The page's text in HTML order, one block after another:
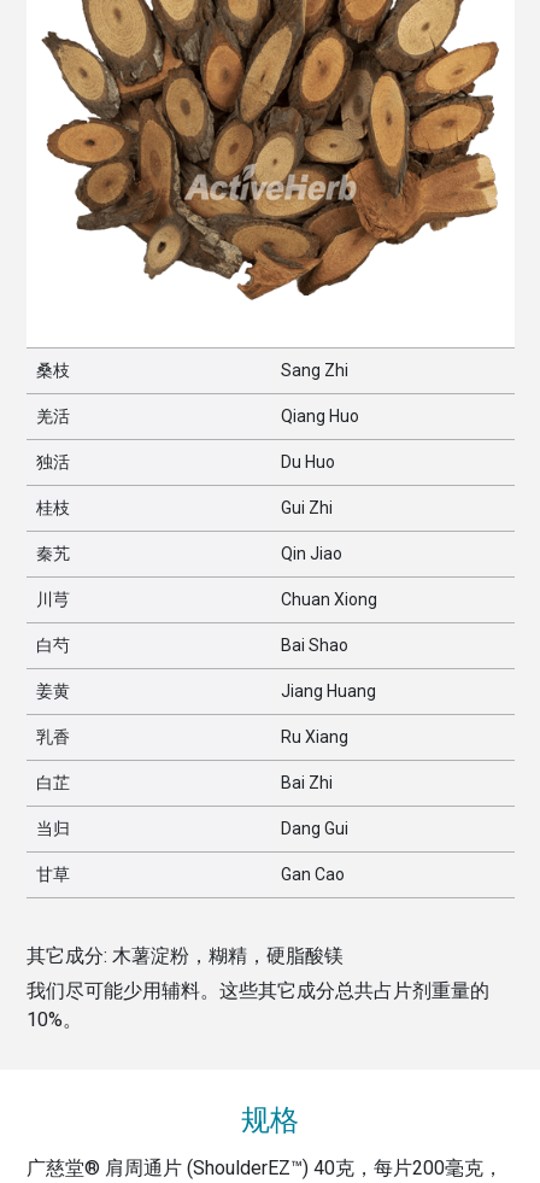
桑枝 Sang Zhi
羌活 Qiang Huo
独活 Du Huo
桂枝 Gui Zhi
秦艽 Qin Jiao
川芎 Chuan Xiong
白芍 Bai Shao
姜黄 Jiang Huang
乳香 Ru Xiang
白芷 Bai Zhi
当归 Dang Gui
甘草 Gan Cao
其它成分: 木薯淀粉，糊精，硬脂酸镁
我们尽可能少用辅料。这些其它成分总共占片剂重量的
10%。
规格
广慈堂® 肩周通片 (ShoulderEZ™) 40克，每片200毫克，